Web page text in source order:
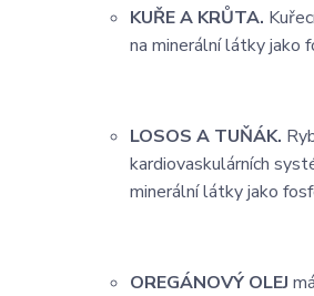
KUŘE A KRŮTA.
na minerální látky jako
LOSOS A TUŇÁK.
kardiovaskulárních
minerální látky jako
OREGÁNOVÝ OLEJ